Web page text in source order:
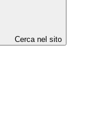
Cerca nel sito